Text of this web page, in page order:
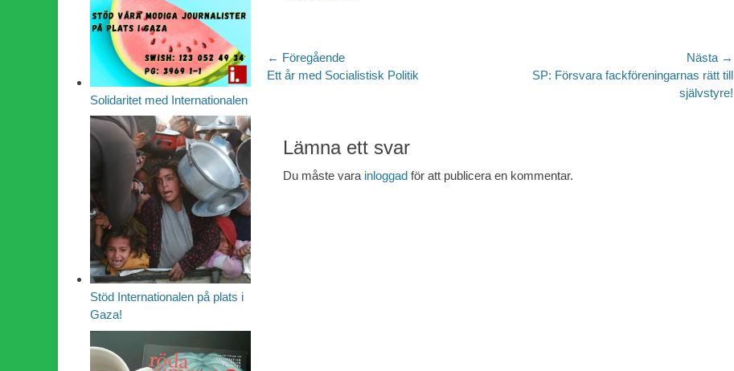
Inläggsnavigering
← Föregående
Föregående
Ett år med Socialistisk Politik
Nästa →
SP: Försvara fackföreningarnas rätt till
självstyre!
Lämna ett svar
Du måste vara inloggad för att publicera en kommentar.
Solidaritet med Internationalen
Stöd Internationalen på plats i
Gaza!